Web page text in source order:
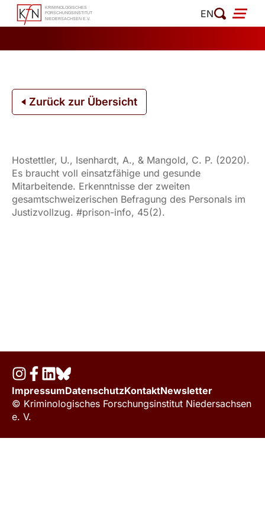
Zum
Inhalt
EN
Zurück zur Übersicht
Hostettler, U., Isenhardt, A., & Mangold, C. P. (2020).
Es braucht voll einsatzfähige und gesunde
Mitarbeitende. Erkenntnisse der zweiten
gesamtschweizerischen Befragung des Personals im
Justizvollzug. #prison-info, 45(2).
ImpressumDatenschutzKontaktNewsletter
© Kriminologisches Forschungsinstitut Niedersachsen
e. V.